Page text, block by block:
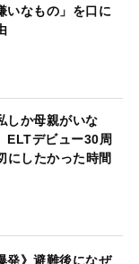
いなもの」を口に
しか母親がいな
ELTデビュー30周
にしたかった時間
発》避難後になぜ